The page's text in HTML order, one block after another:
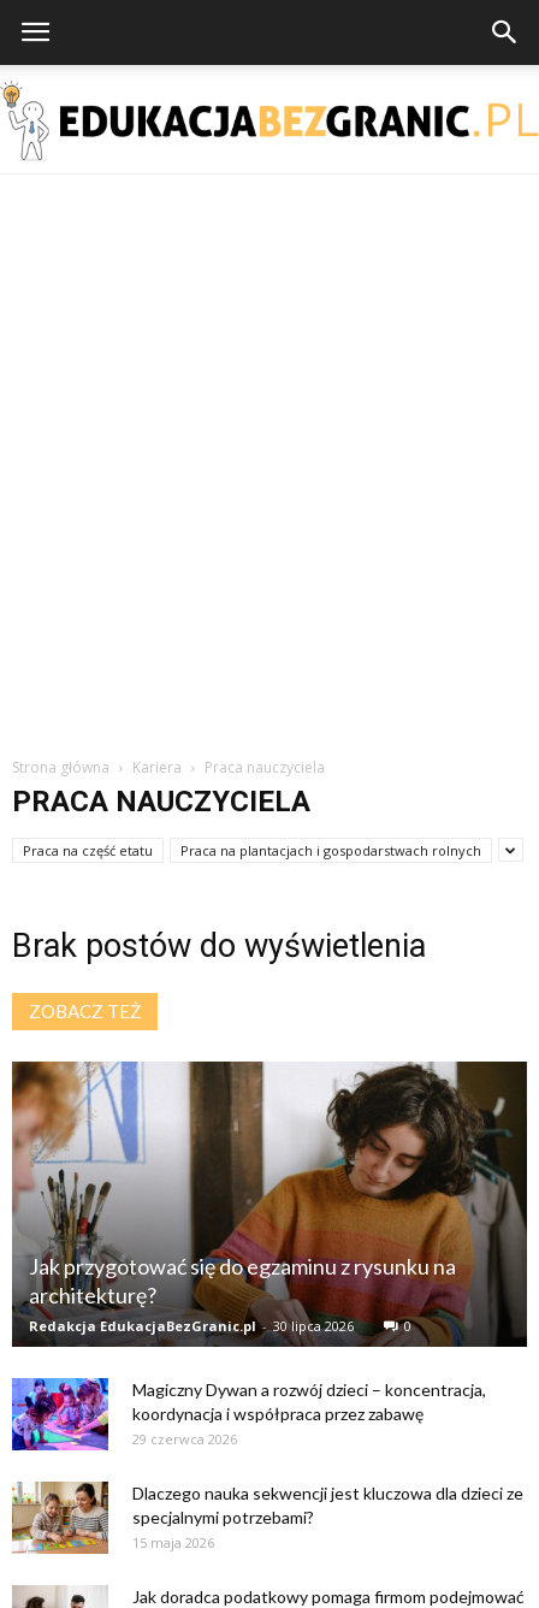
Strona główna Kariera Praca nauczyciela
PRACA NAUCZYCIELA
Praca na część etatu Praca na plantacjach i gospodarstwach rolnych
Brak postów do wyświetlenia
ZOBACZ TEŻ
Jak przygotować się do egzaminu z rysunku na
architekturę?
Redakcja EdukacjaBezGranic.pl - 30 lipca 2026 0
Magiczny Dywan a rozwój dzieci – koncentracja,
koordynacja i współpraca przez zabawę
29 czerwca 2026
Dlaczego nauka sekwencji jest kluczowa dla dzieci ze
specjalnymi potrzebami?
15 maja 2026
Jak doradca podatkowy pomaga firmom podejmować